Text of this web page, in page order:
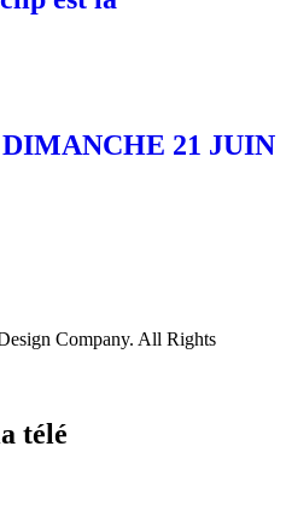
21 JUIN
Company. All Rights
télé